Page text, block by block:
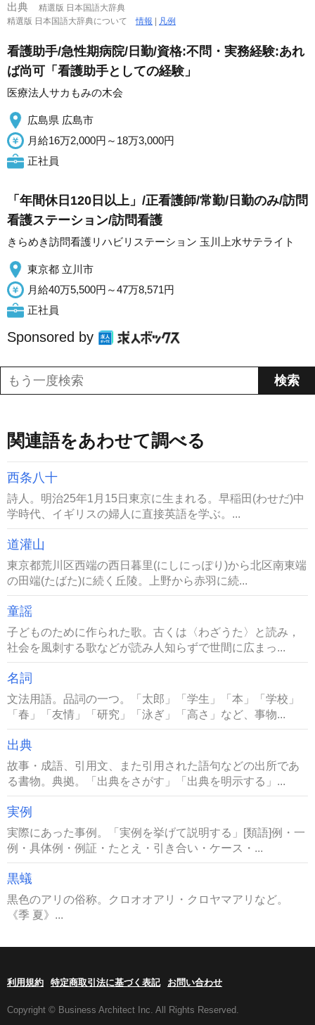
出典
精選版 日本国語大辞典
精選版 日本国語大辞典について情報 凡例
看護助手/急性期病院/日勤/資格:不問・実務経験:あれ
ば尚可「看護助手としての経験」
医療法人サカもみの木会
広島県 広島市
月給16万2,000円～18万3,000円
正社員
「年間休日120日以上」/正看護師/常勤/日勤のみ/訪問
看護ステーション/訪問看護
きらめき訪問看護リハビリステーション 玉川上水サテライト
東京都 立川市
月給40万5,500円～47万8,571円
正社員
Sponsored by
関連語をあわせて調べる
西条八十
詩人。明治25年1月15日東京に生まれる。早稲田(わせだ)中
学時代、イギリスの婦人に直接英語を学ぶ。...
道灌山
東京都荒川区西端の西日暮里(にしにっぽり)から北区南東端
の田端(たばた)に続く丘陵。上野から赤羽に続...
童謡
子どものために作られた歌。古くは〈わざうた〉と読み，
社会を風刺する歌などが読み人知らずで世間に広まっ...
名詞
文法用語。品詞の一つ。「太郎」「学生」「本」「学校」
「春」「友情」「研究」「泳ぎ」「高さ」など、事物...
出典
故事・成語、引用文、また引用された語句などの出所であ
る書物。典拠。「出典をさがす」「出典を明示する」...
実例
実際にあった事例。「実例を挙げて説明する」[類語]例・一
例・具体例・例証・たとえ・引き合い・ケース・...
黒蟻
黒色のアリの俗称。クロオオアリ・クロヤマアリなど。
《季 夏》...
利用規約 特定商取引法に基づく表記 お問い合わせ
Copyright © Business Architect Inc. All Rights Reserved.